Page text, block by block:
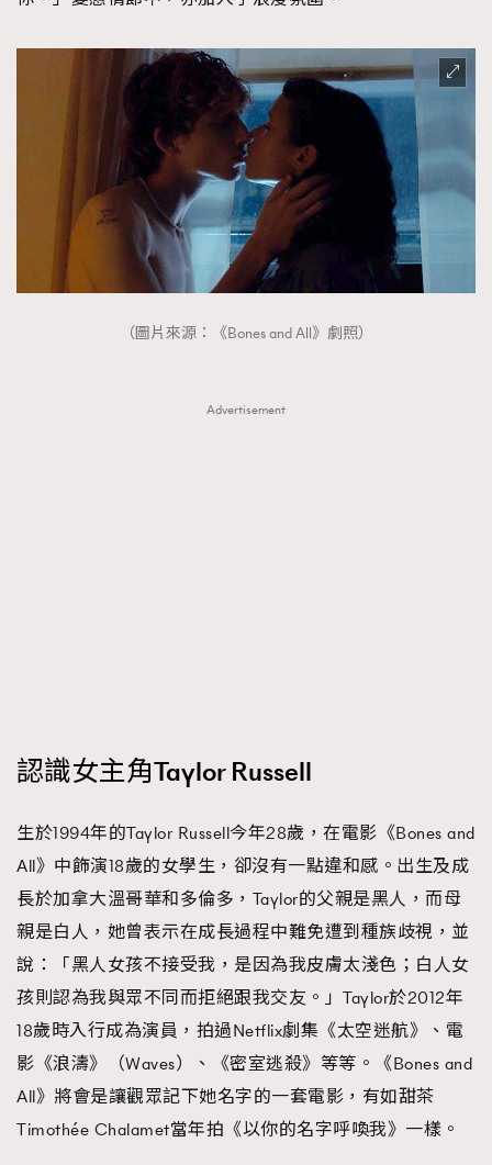
TRENDING
AFrenchMind
DressLikeAParisienne
EmpowerF
FashionWeek FigaroAesthetic
（圖片來源：《Bones and All》劇照）
Advertisement
認識女主角Taylor Russell
生於1994年的Taylor Russell今年28歲，在電影《Bones and
All》中飾演18歲的女學生，卻沒有一點違和感。出生及成
長於加拿大溫哥華和多倫多，Taylor的父親是黑人，而母
親是白人，她曾表示在成長過程中難免遭到種族歧視，並
說：「黑人女孩不接受我，是因為我皮膚太淺色；白人女
孩則認為我與眾不同而拒絕跟我交友。」Taylor於2012年
18歲時入行成為演員，拍過Netflix劇集《太空迷航》、電
影《浪濤》（Waves）、《密室逃殺》等等。《Bones and
All》將會是讓觀眾記下她名字的一套電影，有如甜茶
Timothée Chalamet當年拍《以你的名字呼喚我》一樣。